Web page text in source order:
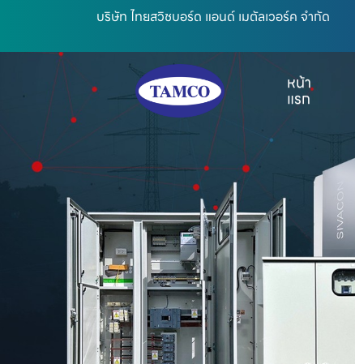
บริษัท ไทยสวิชบอร์ด แอนด์ เมตัลเวอร์ค จำกัด
หน้า
แรก